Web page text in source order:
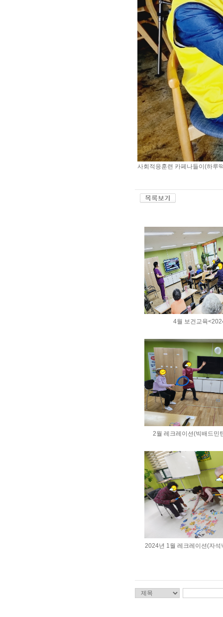
사회적응훈련 카페나들이(하루
4월 보건교육
2월 레크레이션(빅배드민
2024년 1월 레크레이션(자